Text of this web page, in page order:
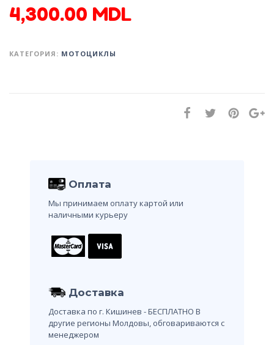
4,300.00 MDL
КАТЕГОРИЯ: МОТОЦИКЛЫ
Оплата
Мы принимаем оплату картой или
наличными курьеру
Доставка
Доставка по г. Кишинев - БЕСПЛАТНО В
другие регионы Молдовы, обговариваются с
менеджером